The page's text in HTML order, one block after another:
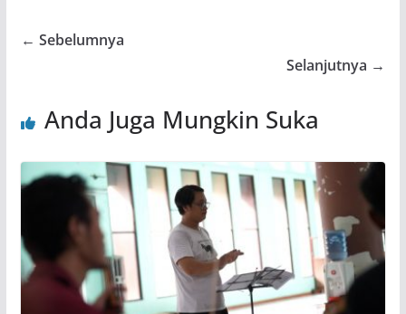
← Sebelumnya
Selanjutnya →
Anda Juga Mungkin Suka